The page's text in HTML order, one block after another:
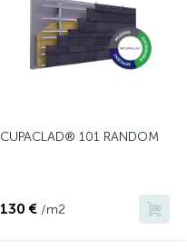
CUPACLAD® 101 RANDOM
130 € /m2